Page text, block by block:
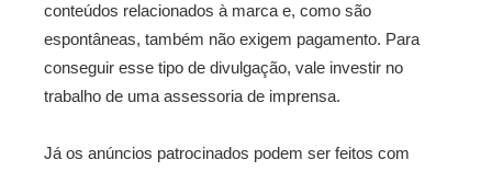
conteúdos relacionados à marca e, como são
espontâneas, também não exigem pagamento. Para
conseguir esse tipo de divulgação, vale investir no
trabalho de uma assessoria de imprensa.
Já os anúncios patrocinados podem ser feitos com